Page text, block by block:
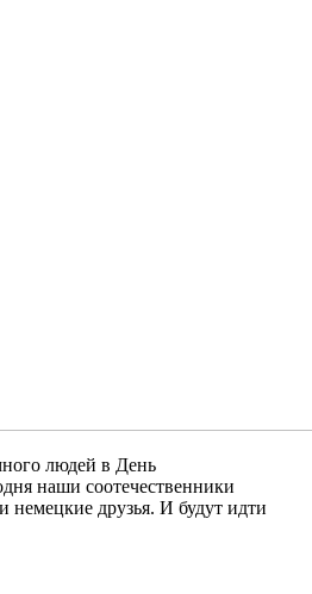
людей в День
наши соотечественники
друзья. И будут идти